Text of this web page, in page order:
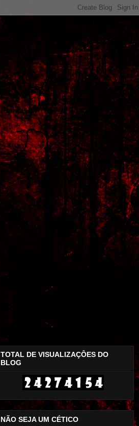
TOTAL DE VISUALIZAÇÔES DO
BLOG
NÃO SEJA UM CÉTICO